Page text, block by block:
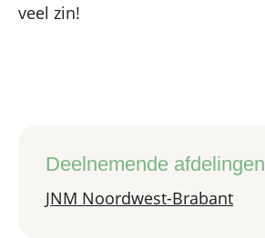
veel zin!
Deelnemende afdelingen
JNM Noordwest-Brabant